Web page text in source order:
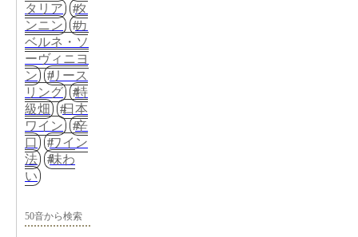
タリア
タ
ンニン
カ
ベルネ・ソ
ーヴィニヨ
ン
リース
リング
特
級畑
日本
ワイン
辛
口
ワイン
法
味わ
い
50音から検索